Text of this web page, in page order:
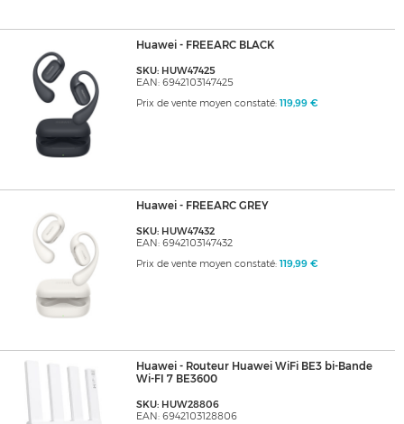
Huawei - FREEARC BLACK
SKU: HUW47425
EAN: 6942103147425
Prix de vente moyen constaté: 119,99 €
Huawei - FREEARC GREY
SKU: HUW47432
EAN: 6942103147432
Prix de vente moyen constaté: 119,99 €
Huawei - Routeur Huawei WiFi BE3 bi-Bande
Wi-FI 7 BE3600
SKU: HUW28806
EAN: 6942103128806